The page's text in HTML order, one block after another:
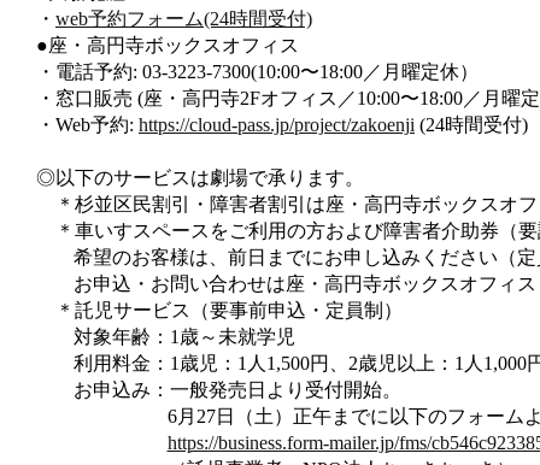
・ web予約フォーム(24時間受付)
●座・高円寺ボックスオフィス
・電話予約: 03-3223-7300(10:00〜18:00／月曜定休）
・窓口販売 (座・高円寺2Fオフィス／10:00〜18:00／月曜
・Web予約: https://cloud-pass.jp/project/zakoenji (24時間受付)
◎以下のサービスは劇場で承ります。
＊杉並区民割引・障害者割引は座・高円寺ボックスオ
＊車いすスペースをご利用の方および障害者介助券（
希望のお客様は、前日までにお申し込みください（
お申込・お問い合わせは座・高円寺ボックスオフィ
＊託児サービス（要事前申込・定員制）
対象年齢：1歳～未就学児
利用料金：1歳児：1人1,500円、2歳児以上：1人1,000
お申込み：一般発売日より受付開始。
6月27日（土）正午までに以下のフォーム
https://business.form-mailer.jp/fms/